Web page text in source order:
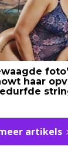
haar
artikels